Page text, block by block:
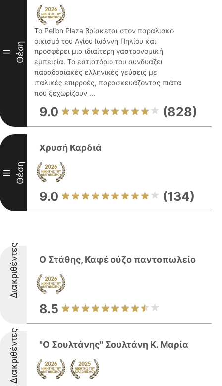
II Θέση
Το Pelion Plaza βρίσκεται στον παραλιακό
οικισμό του Αγίου Ιωάννη Πηλίου και
προσφέρει μια ιδιαίτερη γαστρονομική
εμπειρία. Το εστιατόριο του συνδυάζει
παραδοσιακές ελληνικές γεύσεις με
ιταλικές επιρροές, παρασκευάζοντας πιάτα
που ξεχωρίζουν ...
9.0 (828)
III Θέση
Χρυσή Καρδιά
9.0 (134)
Διακριθέντες Ο Στάθης, Καφέ ούζο παντοπωλείο
8.5
Διακριθέντες "Ο Σουλτάνης" Σουλτάνη Κ. Μαρία